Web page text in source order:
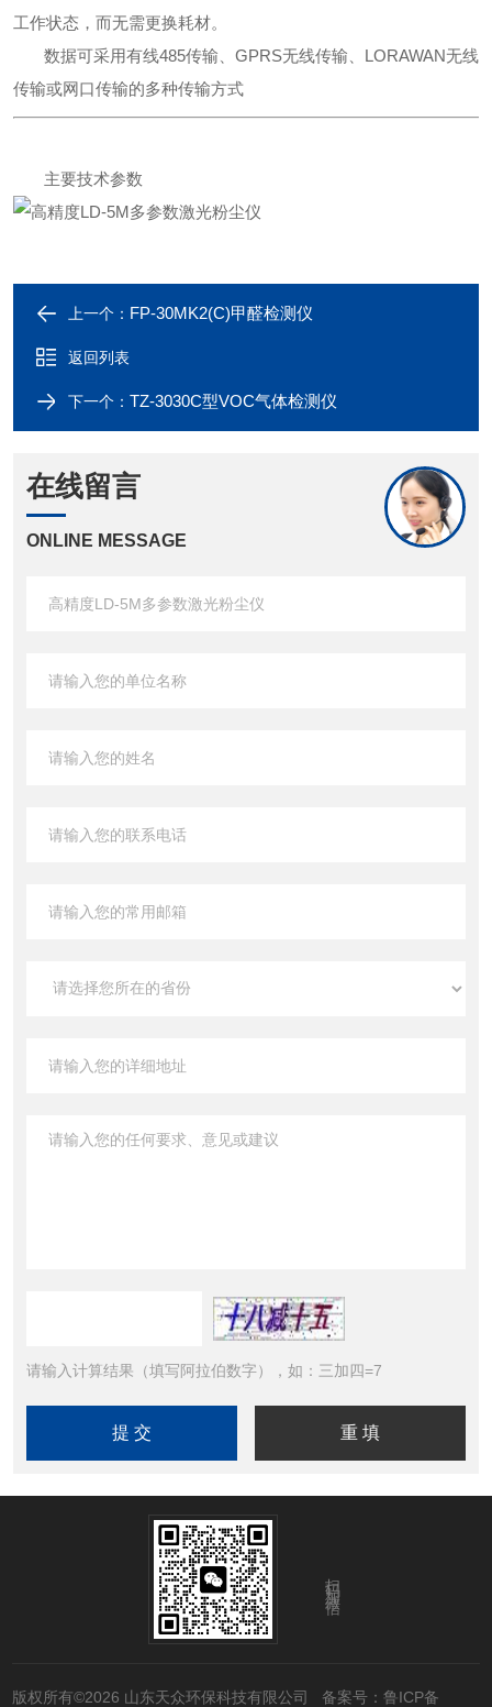
工作状态，而无需更换耗材。
数据可采用有线485传输、 GPRS无线传输、 LORAWAN无线
传输或网口传输的多种传输方式
主要技术参数
上一个： FP-30MK2(C)甲醛检测仪
返回列表
下一个： TZ-3030C型VOC气体检测仪
在线留言
ONLINE MESSAGE
请输入计算结果（填写阿拉伯数字），如：三加四=7
扫码加微信
版权所有©2026 山东天众环保科技有限公司 备案号：鲁ICP备